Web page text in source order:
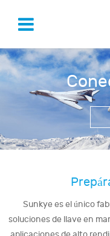
Sunkye es el único
soluciones de llave en